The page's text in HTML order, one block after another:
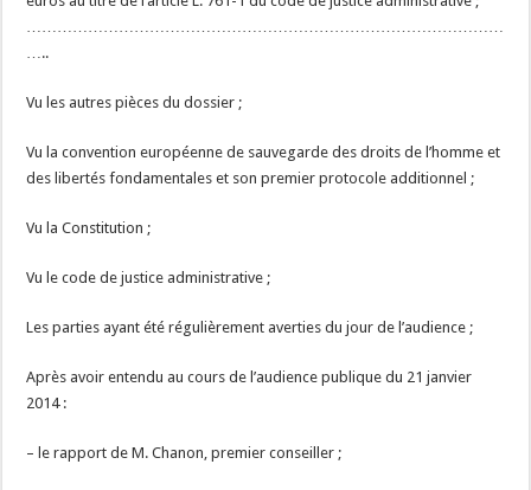
…………………………………………………………………………………
…..
Vu les autres pièces du dossier ;
Vu la convention européenne de sauvegarde des droits de l’homme et
des libertés fondamentales et son premier protocole additionnel ;
Vu la Constitution ;
Vu le code de justice administrative ;
Les parties ayant été régulièrement averties du jour de l’audience ;
Après avoir entendu au cours de l’audience publique du 21 janvier
2014 :
– le rapport de M. Chanon, premier conseiller ;